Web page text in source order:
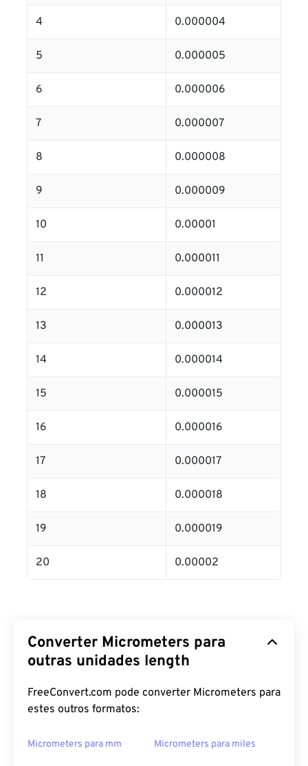
4 0.000004
5 0.000005
6 0.000006
7 0.000007
8 0.000008
9 0.000009
10 0.00001
11 0.000011
12 0.000012
13 0.000013
14 0.000014
15 0.000015
16 0.000016
17 0.000017
18 0.000018
19 0.000019
20 0.00002
Converter Micrometers para
outras unidades length
FreeConvert.com pode converter Micrometers para
estes outros formatos:
Micrometers para mm Micrometers para miles